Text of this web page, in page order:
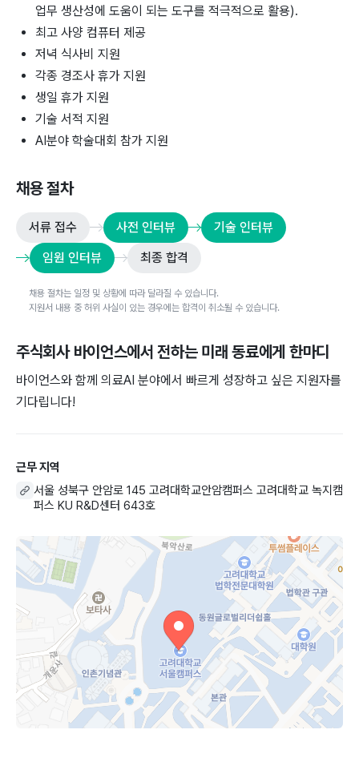
업무 생산성에 도움이 되는 도구를 적극적으로 활용).
최고 사양 컴퓨터 제공
저녁 식사비 지원
각종 경조사 휴가 지원
생일 휴가 지원
기술 서적 지원
AI분야 학술대회 참가 지원
채용 절차
서류 접수 사전 인터뷰
기술 인터뷰
임원 인터뷰
최종 합격
채용 절차는 일정 및 상황에 따라 달라질 수 있습니다.
지원서 내용 중 허위 사실이 있는 경우에는 합격이 취소될 수 있습니다.
주식회사 바이언스에서 전하는 미래 동료에게 한마디
바이언스와 함께 의료AI 분야에서 빠르게 성장하고 싶은 지원자를
기다립니다!
근무 지역
서울 성북구 안암로 145 고려대학교안암캠퍼스 고려대학교 녹지캠
퍼스 KU R&D센터 643호